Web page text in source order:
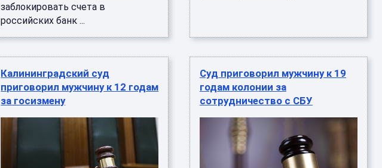
заблокировать счета в
российских банк ...
Калининградский суд
приговорил мужчину к 12 годам
за госизмену
Суд приговорил мужчину к 19
годам колонии за
сотрудничество с СБУ